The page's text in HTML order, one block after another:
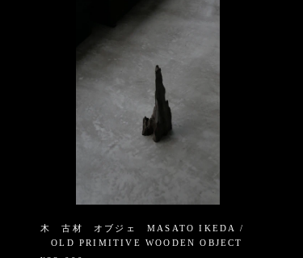
木 古材 オブジェ MASATO IKEDA /
OLD PRIMITIVE WOODEN OBJECT